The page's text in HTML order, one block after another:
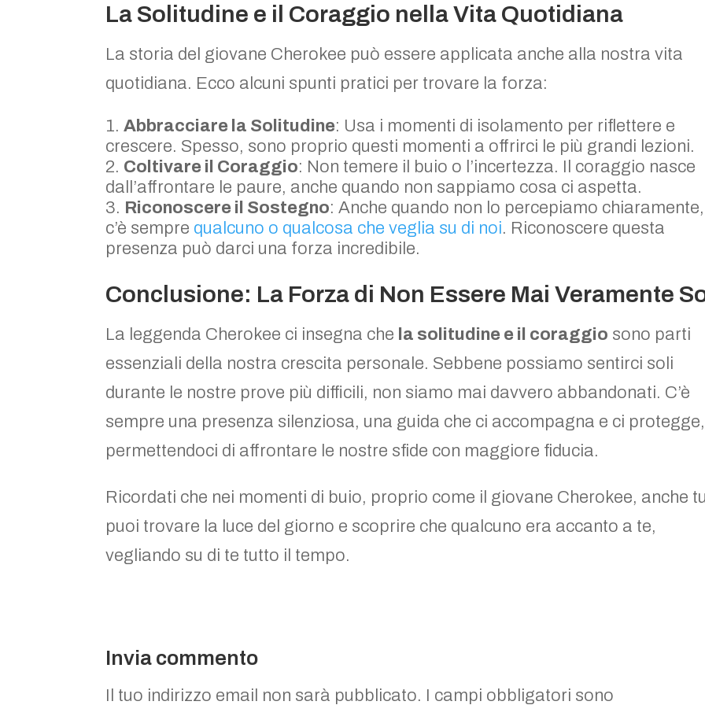
La Solitudine e il Coraggio nella Vita Quotidiana
La storia del giovane Cherokee può essere applicata anche alla nostra vita
quotidiana. Ecco alcuni spunti pratici per trovare la forza:
Abbracciare la Solitudine: Usa i momenti di isolamento per riflettere e
crescere. Spesso, sono proprio questi momenti a offrirci le più grandi lezioni.
Coltivare il Coraggio: Non temere il buio o l’incertezza. Il coraggio nasce
dall’affrontare le paure, anche quando non sappiamo cosa ci aspetta.
Riconoscere il Sostegno: Anche quando non lo percepiamo chiaramente,
c’è sempre qualcuno o qualcosa che veglia su di noi. Riconoscere questa
presenza può darci una forza incredibile.
Conclusione: La Forza di Non Essere Mai Veramente
La leggenda Cherokee ci insegna che la solitudine e il coraggio sono parti
essenziali della nostra crescita personale. Sebbene possiamo sentirci soli
durante le nostre prove più difficili, non siamo mai davvero abbandonati. C’è
sempre una presenza silenziosa, una guida che ci accompagna e ci protegge,
permettendoci di affrontare le nostre sfide con maggiore fiducia.
Ricordati che nei momenti di buio, proprio come il giovane Cherokee, anche
puoi trovare la luce del giorno e scoprire che qualcuno era accanto a te,
vegliando su di te tutto il tempo.
Invia commento
Il tuo indirizzo email non sarà pubblicato. I campi obbligatori sono